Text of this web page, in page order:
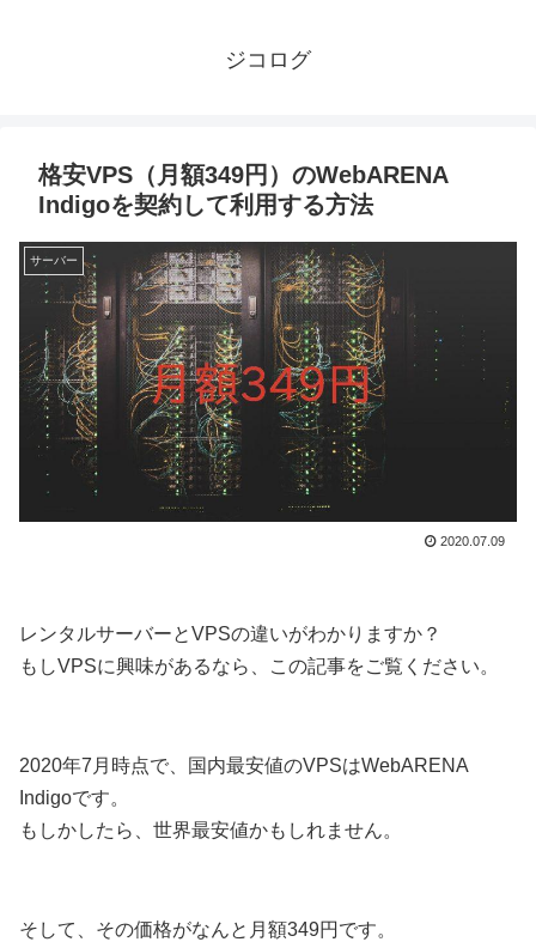
ジコログ
格安VPS（月額349円）のWebARENA
Indigoを契約して利用する方法
サーバー
2020.07.09
レンタルサーバーとVPSの違いがわかりますか？
もしVPSに興味があるなら、この記事をご覧ください。
2020年7月時点で、国内最安値のVPSはWebARENA
Indigoです。
もしかしたら、世界最安値かもしれません。
そして、その価格がなんと月額349円です。